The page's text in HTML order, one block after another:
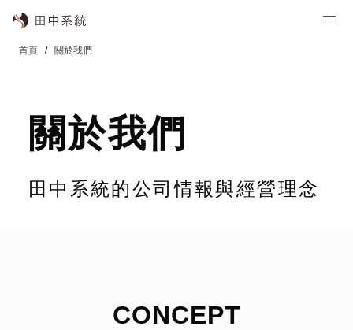
首頁 關於我們
關於我們
田中系統的公司情報與經營理念
CONCEPT